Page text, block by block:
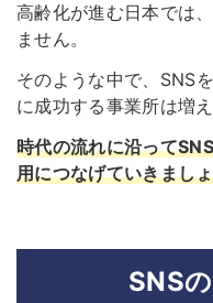
高齢化が進む日本では
ません。
そのような中で、SNS
に成功する事業所は増え
時代の流れに沿って
用につなげていきまし
SNS